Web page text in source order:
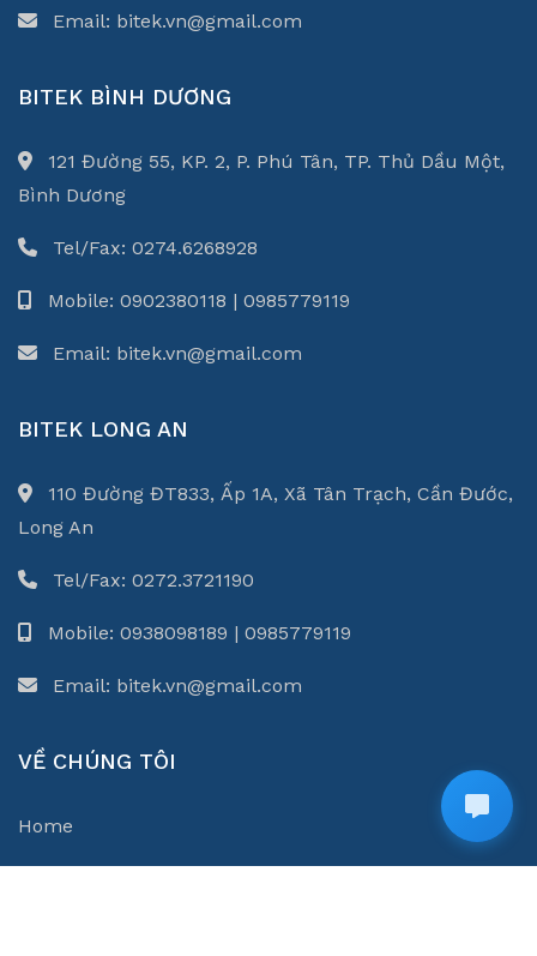
Email: bitek.vn@gmail.com
BITEK BÌNH DƯƠNG
121 Đường 55, KP. 2, P. Phú Tân, TP. Thủ Dầu Một,
Bình Dương
Tel/Fax: 0274.6268928
Mobile: 0902380118 | 0985779119
Email: bitek.vn@gmail.com
BITEK LONG AN
110 Đường ĐT833, Ấp 1A, Xã Tân Trạch, Cần Đước,
Long An
Tel/Fax: 0272.3721190
Mobile: 0938098189 | 0985779119
Email: bitek.vn@gmail.com
VỀ CHÚNG TÔI
Home